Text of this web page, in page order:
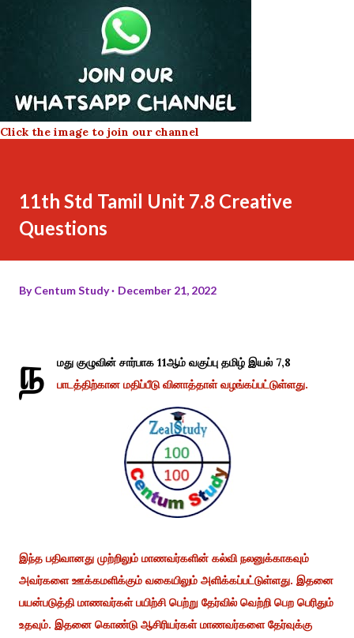
Click the image to join our channel
11th Std Tamil Unit 7.8 Creative
Questions
ByCentum Study December 21, 2022
ந
மது குழுவின் சார்பாக 11ஆம் வகுப்பு தமிழ் இயல் 7,8
பாடத்திற்கான மதிப்பீடு வினாத்தாள் வழங்கப்பட்டுள்ளது.
இந்த பதிவானது முற்றிலும் மாணவர்களின் கல்வி நலனுக்காகவும்
அவர்களை ஊக்கமளிக்கும் வகையிலும் அளிக்கப்பட்டுள்ளது. இதனை
பயன்படுத்தி மாணவர்கள் பயிற்சி பெற்று தேர்வில் வெற்றி பெற பெரிதும்
உதவும். இதனை கொண்டு ஆசிரியர்கள் மாணவர்களை தேர்வுக்கு